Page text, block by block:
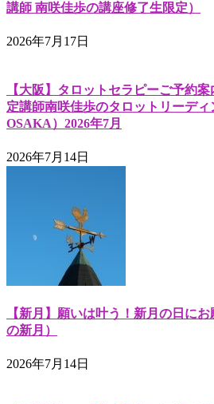
講師 南咲佳歩の講座修了生限定）
2026年7月17日
【大阪】タロットセラピーご予約
定講師南咲佳歩のタロットリーデ
OSAKA）2026年7月
2026年7月14日
【新月】願いは叶う！新月の日に
の新月）
2026年7月14日